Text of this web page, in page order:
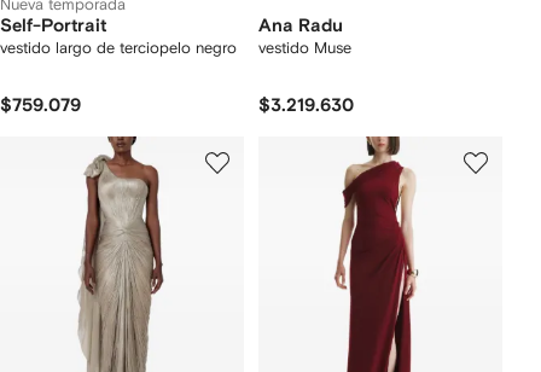
Nueva temporada
Self-Portrait
vestido largo de terciopelo negro
$759.079
Ana Radu
vestido Muse
$3.219.630